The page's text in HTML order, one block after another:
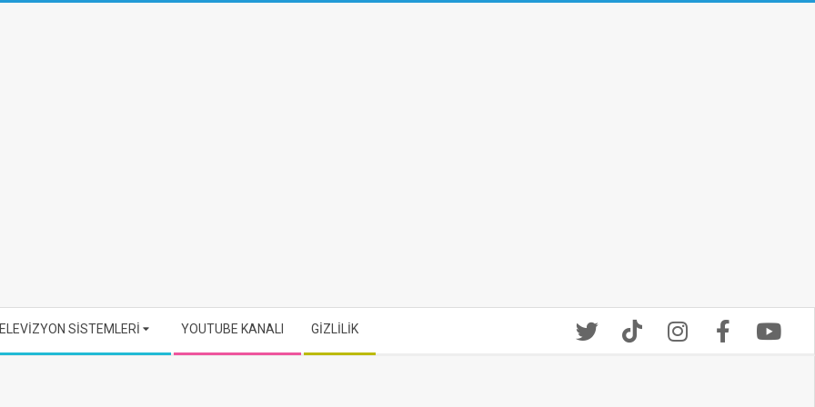
SİSTEMLERİ YOUTUBE KANALI GİZLİLİK